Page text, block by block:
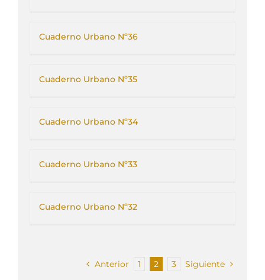
Cuaderno Urbano Nº36
Cuaderno Urbano Nº35
Cuaderno Urbano Nº34
Cuaderno Urbano Nº33
Cuaderno Urbano Nº32
Anterior 1 2 3 Siguiente